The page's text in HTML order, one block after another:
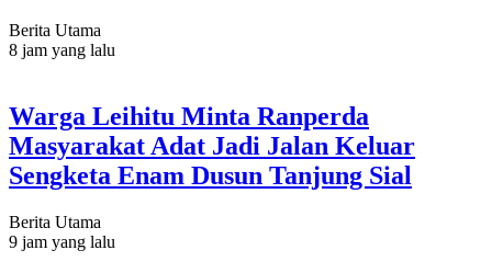
Berita Utama
8 jam yang lalu
Warga Leihitu Minta Ranperda
Masyarakat Adat Jadi Jalan Keluar
Sengketa Enam Dusun Tanjung Sial
Berita Utama
9 jam yang lalu